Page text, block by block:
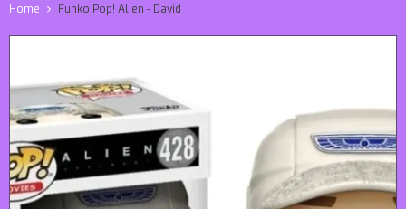
Home Funko Pop! Alien - David